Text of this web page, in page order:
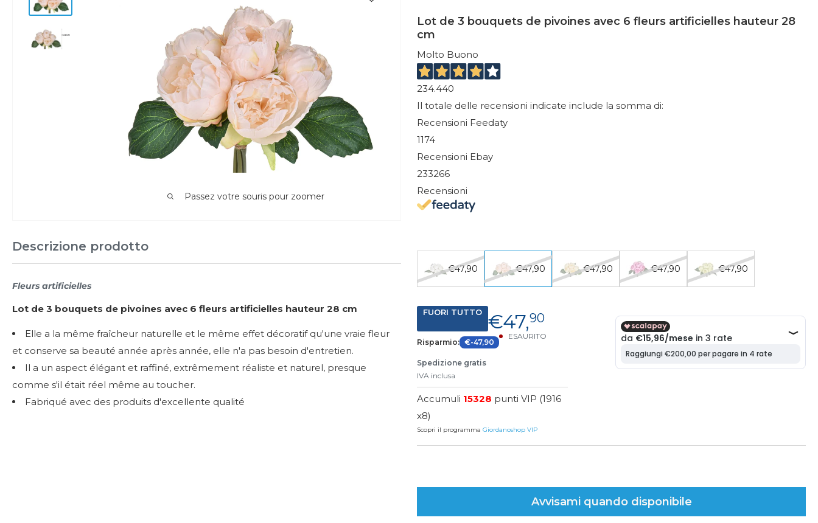
Passez votre souris pour zoomer
Descrizione prodotto
Fleurs artificielles
Lot de 3 bouquets de pivoines avec 6 fleurs artificielles hauteur 28 cm
Elle a la même fraîcheur naturelle et le même effet décoratif qu'une vraie fleur
et conserve sa beauté année après année, elle n'a pas besoin d'entretien.
Il a un aspect élégant et raffiné, extrêmement réaliste et naturel, presque
comme s'il était réel même au toucher.
Fabriqué avec des produits d'excellente qualité
Lot de 3 bouquets de pivoines avec 6 fleurs artificielles hauteur 28
cm
Molto Buono
234.440
Il totale delle recensioni indicate include la somma di:
Recensioni Feedaty
1174
Recensioni Ebay
233266
Recensioni
€47,90 €47,90 €47,90 €47,90 €47,90
FUORI TUTTO €47,90
Risparmio: €-47,90
ESAURITO
Spedizione gratis
IVA inclusa
Accumuli 15328 punti VIP (1916
x8)
Scopri il programmaGiordanoshop VIP
Avvisami quando disponibile